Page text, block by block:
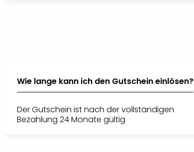
Wie lange kann ich den Gutschein einlösen?
Der Gutschein ist nach der vollständigen
Bezahlung 24 Monate gültig